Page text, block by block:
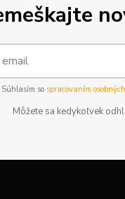
Súhlasím so spracovaním
Môžete sa kedykoľvek